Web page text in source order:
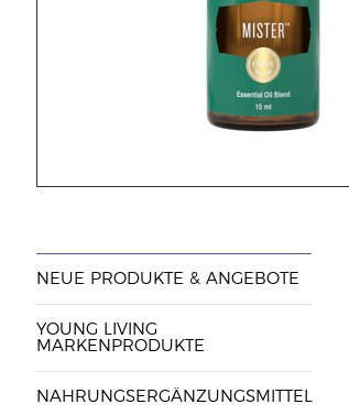
NEUE PRODUKTE & ANGEBOTE
YOUNG LIVING
MARKENPRODUKTE
NAHRUNGSERGÄNZUNGSMITTEL